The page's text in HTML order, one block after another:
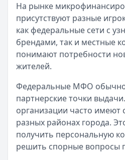
Кратко:В III квартале 2025
Опубликовано:5 декабря 2025
Категория:МФО
Читать новость
57 сервисов микрозаймов
Кратко:Авторизация через
Опубликовано:
23 ноября 2025 г.
Категория:
Читать новость
Смс о «одобренном займе» от
Кратко:
Пришло СМС об
Опубликовано:
23 ноября 2025 г.
Категория:
МФО
На рынке
присутствуют разные
как федеральные сети с
брендами, так и местные
понимают потребности
жителей.
Федеральные МФО обычно
партнерские точки
организации часто имеют
разных районах города.
получить персональную
решить спорные вопросы